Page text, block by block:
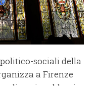
sociali della
a Firenze